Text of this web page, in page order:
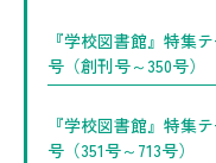
『学校図書館』特集
号（創刊号～350号）
『学校図書館』特集
号（351号～713号）